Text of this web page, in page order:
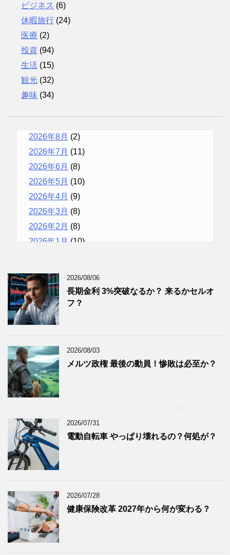
ビジネス (6)
休暇旅行 (24)
医療 (2)
投資 (94)
生活 (15)
観光 (32)
趣味 (34)
2026年8月 (2)
2026年7月 (11)
2026年6月 (8)
2026年5月 (10)
2026年4月 (9)
2026年3月 (8)
2026年2月 (8)
2026年1月(10)
2025年10月(10)
2025年9月(9)
2025年8月
2025年6月(9)
2025年5月
(8)
2025年4月
2025年3月
2025年1月(8)
2024年12月(8)
2024年11月
2024年10月
2024年9月(9)
2024年8月(9)
2024年7月(9)
2024年6月
2024年5月
2026/08/06
長期金利 3%突破なるか？ 来るかセルオ
フ？
2026/08/03
メルツ政権 最後の動員！惨敗は必至か？
2026/07/31
電動自転車 やっぱり壊れるの？何処が？
2026/07/28
健康保険改革 2027年から何が変わる？